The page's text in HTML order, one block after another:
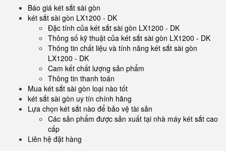
Báo giá két sắt sài gòn
két sắt sài gòn LX1200 - DK
Đặc tính của két sắt sài gòn LX1200 - DK
Thông số kỹ thuật của két sắt sài gòn LX1200 - DK
Thông tin chất liệu và tính năng két sắt sài gòn
LX1200 - DK
Cam kết chất lượng sản phẩm
Thông tin thanh toán
Mua két sắt sài gòn loại nào tốt
két sắt sài gòn uy tín chính hãng
Lựa chọn két sắt nào để bảo vệ tài sản
Các sản phẩm được sản xuất tại nhà máy két sắt cao
cấp
Liên hệ đặt hàng